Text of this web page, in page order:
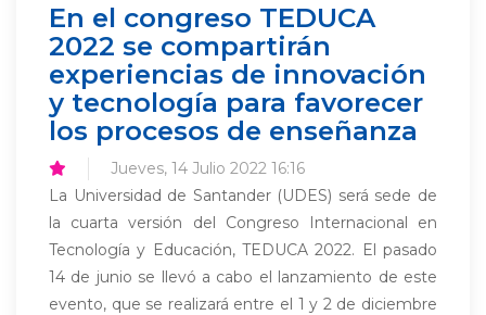
En el congreso TEDUCA
2022 se compartirán
experiencias de innovación
y tecnología para favorecer
los procesos de enseñanza
Jueves, 14 Julio 2022 16:16
La Universidad de Santander (UDES) será sede de
la cuarta versión del Congreso Internacional en
Tecnología y Educación, TEDUCA 2022. El pasado
14 de junio se llevó a cabo el lanzamiento de este
evento, que se realizará entre el 1 y 2 de diciembre